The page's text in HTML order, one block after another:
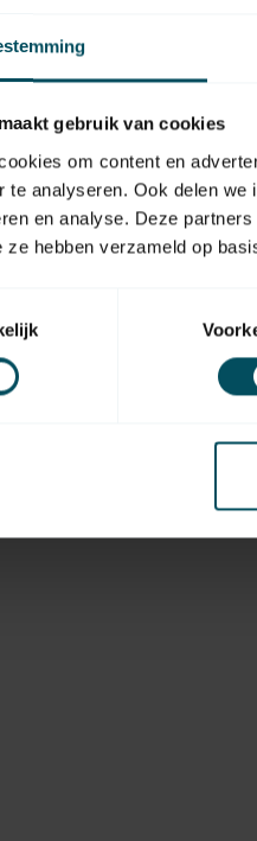
gebruik van cookies
om content en
te analyseren. Ook delen
en analyse. Deze
ze hebben verzameld op